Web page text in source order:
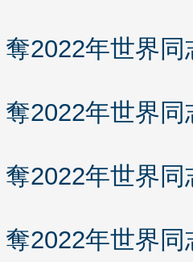
2022年世界
2022年世界
2022年世界
2022年世界